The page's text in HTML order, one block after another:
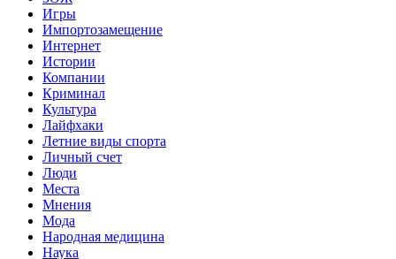
Игры
Импортозамещение
Интернет
Истории
Компании
Криминал
Культура
Лайфхаки
Летние виды спорта
Личный счет
Люди
Места
Мнения
Мода
Народная медицина
Наука